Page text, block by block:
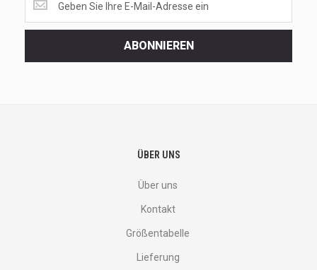
the
latest
ABONNIEREN
ÜBER UNS
Über uns
Kontakt
Größentabelle
Lieferung